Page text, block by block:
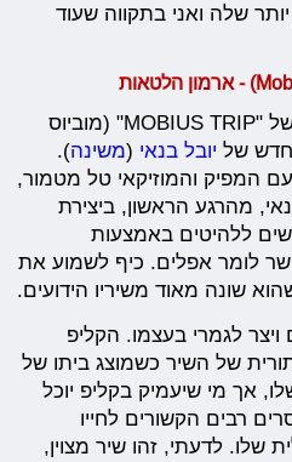
שלה ואני בתקווה שעוד
) - ארמון הלטאות
זהו למעשה הסינגל הראשון של "MOBIUS TRIP" (מוביוס
של יובל בנאי (משינה).
המפיק והמוזיקאי טל מטמור,
מהרגע הראשון, ביצירת
ללהיטים באמצעות
לומר אפלים. כיף לשמוע את
שונה מאוד משיריו הידועים.
ויצר לגמרי בעצמו. הקליפ
של השיר כשמוצג ביתו של
אך מי שיעמיק בקליפ יוכל
רבים הקשורים לחייו
שלו. לדעתי, זהו שיר מצוין,